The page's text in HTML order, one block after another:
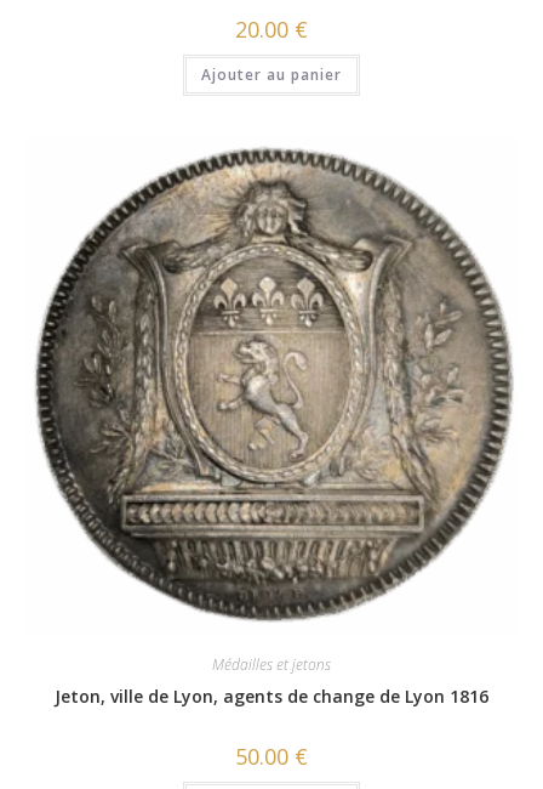
20.00 €
Ajouter au panier
Médailles et jetons
Jeton, ville de Lyon, agents de change de Lyon 1816
50.00 €